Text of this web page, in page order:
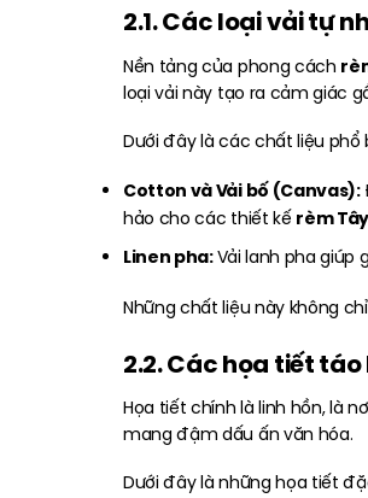
2.1. Các loại vải tự
Nền tảng của phong cách
loại vải này tạo ra cảm giác
Dưới đây là các chất liệu phổ
Cotton và Vải bố (Canvas):
hảo cho các thiết kế rèm
Linen pha:Vải lanh pha giúp
Những chất liệu này không
2.2. Các họa tiết
Họa tiết chính là linh hồn, là
mang đậm dấu ấn văn hóa.
Dưới đây là những họa tiết